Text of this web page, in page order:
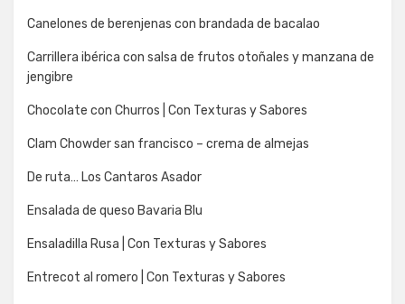
Canelones de berenjenas con brandada de bacalao
Carrillera ibérica con salsa de frutos otoñales y manzana de
jengibre
Chocolate con Churros | Con Texturas y Sabores
Clam Chowder san francisco – crema de almejas
De ruta… Los Cantaros Asador
Ensalada de queso Bavaria Blu
Ensaladilla Rusa | Con Texturas y Sabores
Entrecot al romero | Con Texturas y Sabores